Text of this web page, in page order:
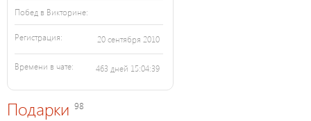
Побед в Викторине:
Регистрация: 20 сентября 2010
Времени в чате: 463 дней 15:04:39
Подарки 98